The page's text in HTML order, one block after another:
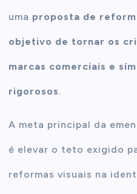
uma proposta de
objetivo de tornar os
marcas comerciais e
rigorosos.
A meta principal da
é elevar o teto exigido
reformas visuais na